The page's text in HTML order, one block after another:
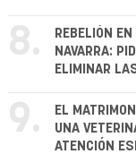
8.
REBELIÓN
NAVARRA:
ELIMINAR
9.
EL
UNA
ATENCIÓN